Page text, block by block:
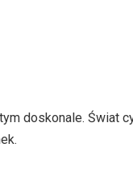
doskonale. Świat